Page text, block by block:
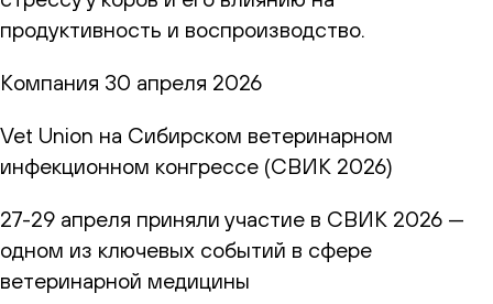
продуктивность и воспроизводство.
Компания 30 апреля 2026
Vet Union на Сибирском ветеринарном
инфекционном конгрессе (СВИК 2026)
27-29 апреля приняли участие в СВИК 2026 —
одном из ключевых событий в сфере
ветеринарной медицины